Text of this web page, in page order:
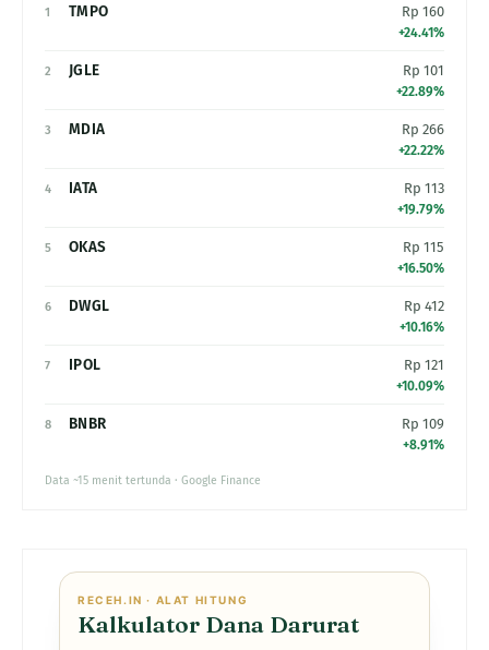
1 TMPO Rp 160
+24.41%
2 JGLE Rp 101
+22.89%
3 MDIA Rp 266
+22.22%
4 IATA Rp 113
+19.79%
5 OKAS Rp 115
+16.50%
6 DWGL Rp 412
+10.16%
7 IPOL Rp 121
+10.09%
8 BNBR Rp 109
+8.91%
Data ~15 menit tertunda · Google Finance
RECEH.IN · ALAT HITUNG
Kalkulator Dana Darurat